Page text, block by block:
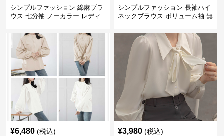
シンプルファッション 綿麻ブラ
ウス 七分袖 ノーカラー レディ
シンプルファッション 長袖ハイ
ネックブラウス ボリューム袖 無
¥6,480 (税込) ¥3,980 (税込)